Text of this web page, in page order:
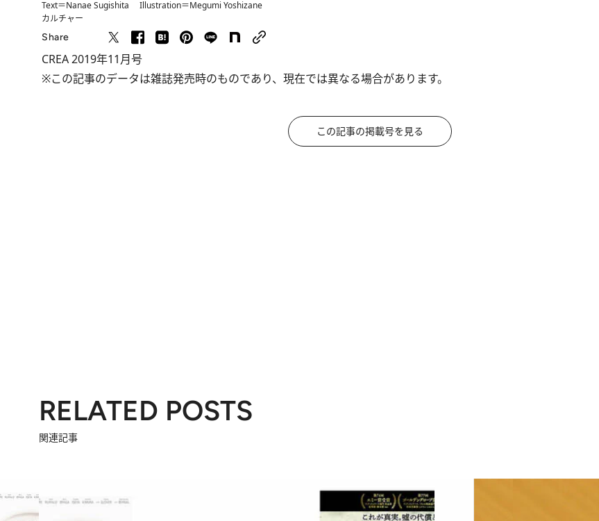
Text＝Nanae Sugishita Illustration＝Megumi Yoshizane
カルチャー
Share
CREA 2019年11月号
※この記事のデータは雑誌発売時のものであり、現在では異なる場合があります。
この記事の掲載号を見る
RELATED POSTS
関連記事